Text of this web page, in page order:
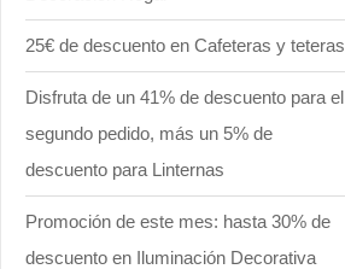
25€ de descuento en Cafeteras y teteras
Disfruta de un 41% de descuento para el
segundo pedido, más un 5% de
descuento para Linternas
Promoción de este mes: hasta 30% de
descuento en Iluminación Decorativa